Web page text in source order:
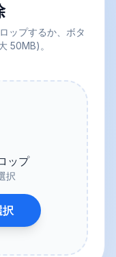
ップするか、ボタ
50MB)。
ップ
択
択